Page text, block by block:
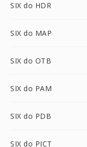
SIX do HDR
SIX do MAP
SIX do OTB
SIX do PAM
SIX do PDB
SIX do PICT